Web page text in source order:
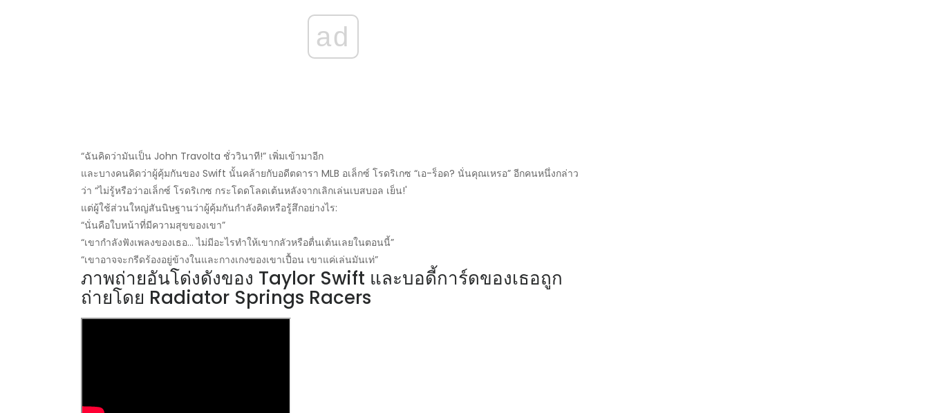
ad
“ฉันคิดว่ามันเป็น John Travolta ชั่ววินาที!” เพิ่มเข้ามาอีก
และบางคนคิดว่าผู้คุ้มกันของ Swift นั้นคล้ายกับอดีตดารา MLB อเล็กซ์ โรดริเกซ “เอ-ร็อด? นั่นคุณเหรอ” อีกคนหนึ่งกล่าว
ว่า “ไม่รู้หรือว่าอเล็กซ์ โรดริเกซ กระโดดโลดเต้นหลังจากเลิกเล่นเบสบอล เย็น!'
แต่ผู้ใช้ส่วนใหญ่สันนิษฐานว่าผู้คุ้มกันกำลังคิดหรือรู้สึกอย่างไร:
“นั่นคือใบหน้าที่มีความสุขของเขา”
“เขากำลังฟังเพลงของเธอ… ไม่มีอะไรทำให้เขากลัวหรือตื่นเต้นเลยในตอนนี้”
“เขาอาจจะกรีดร้องอยู่ข้างในและกางเกงของเขาเปื้อน เขาแค่เล่นมันเท่”
ภาพถ่ายอันโด่งดังของ Taylor Swift และบอดี้การ์ดของเธอถูก
ถ่ายโดย Radiator Springs Racers